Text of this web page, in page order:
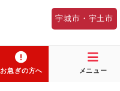
宇城市・宇土市
お急ぎの方へ メニュー